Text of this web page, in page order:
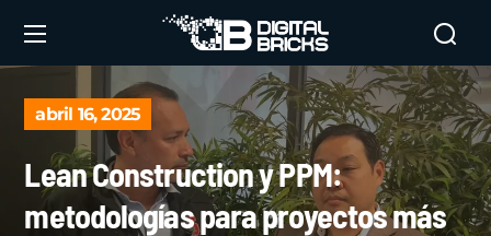
abril 16, 2025
Lean Construction y PPM:
metodologías para proyectos más